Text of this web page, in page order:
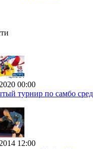
00:00
турнир по самбо
12:00